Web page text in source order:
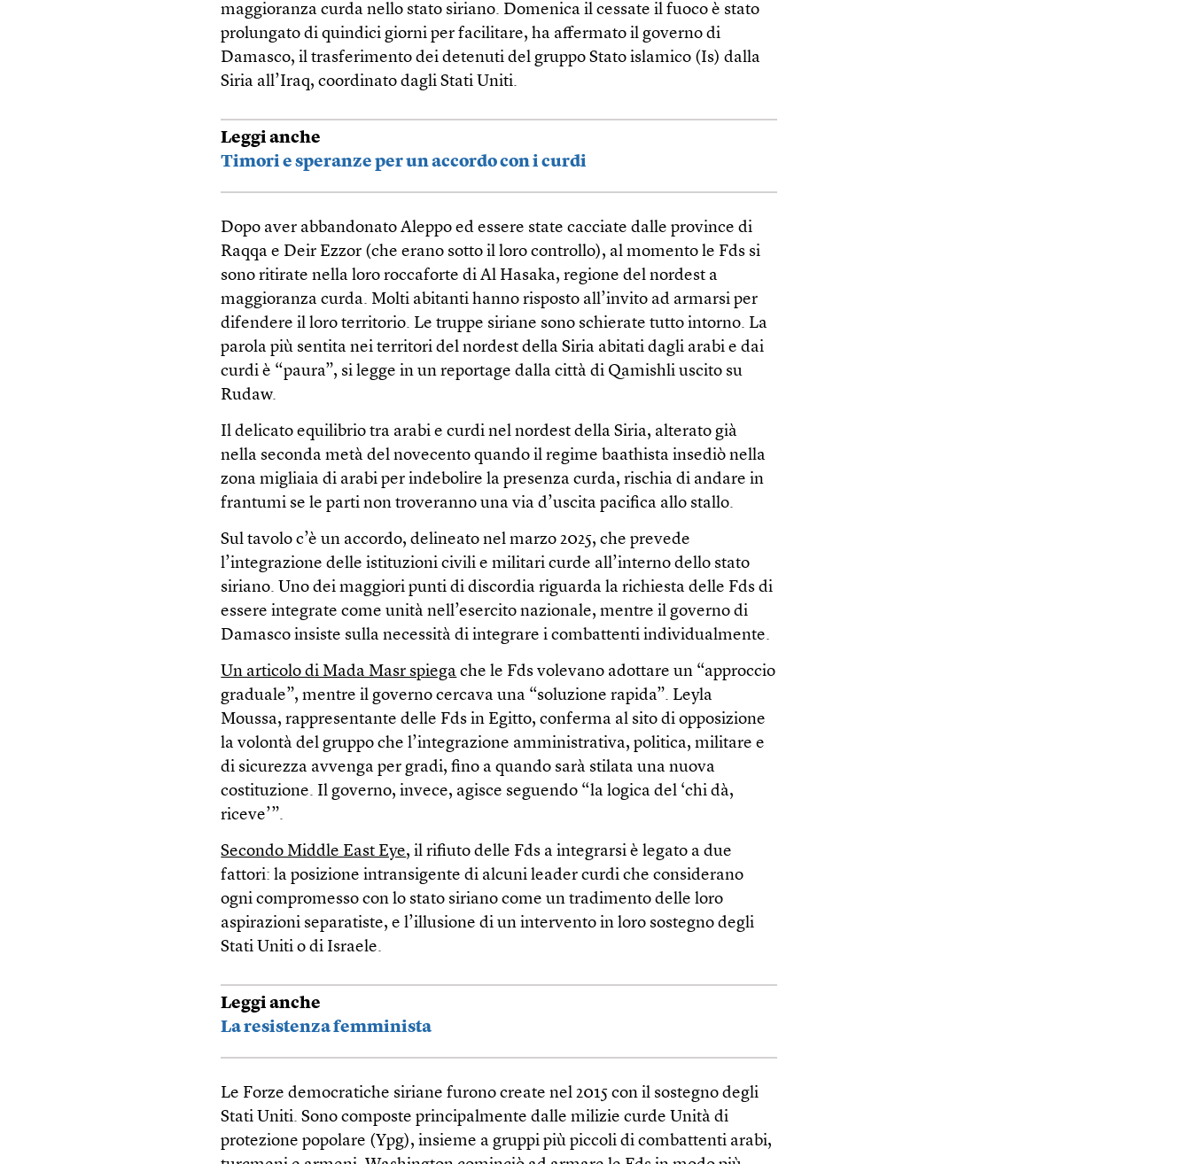
maggioranza curda nello stato siriano. Domenica il cessate il fuoco è stato
prolungato di quindici giorni per facilitare, ha affermato il governo di
Damasco, il trasferimento dei detenuti del gruppo Stato islamico (Is) dalla
Siria all’Iraq, coordinato dagli Stati Uniti.
Leggi anche
Timori e speranze per un accordo con i curdi
Dopo aver abbandonato Aleppo ed essere state cacciate dalle province di
Raqqa e Deir Ezzor (che erano sotto il loro controllo), al momento le Fds si
sono ritirate nella loro roccaforte di Al Hasaka, regione del nordest a
maggioranza curda. Molti abitanti hanno risposto all’invito ad armarsi per
difendere il loro territorio. Le truppe siriane sono schierate tutto intorno. La
parola più sentita nei territori del nordest della Siria abitati dagli arabi e dai
curdi è “paura”, si legge in un reportage dalla città di Qamishli uscito su
Rudaw.
Il delicato equilibrio tra arabi e curdi nel nordest della Siria, alterato già
nella seconda metà del novecento quando il regime baathista insediò nella
zona migliaia di arabi per indebolire la presenza curda, rischia di andare in
frantumi se le parti non troveranno una via d’uscita pacifica allo stallo.
Sul tavolo c’è un accordo, delineato nel marzo 2025, che prevede
l’integrazione delle istituzioni civili e militari curde all’interno dello stato
siriano. Uno dei maggiori punti di discordia riguarda la richiesta delle Fds di
essere integrate come unità nell’esercito nazionale, mentre il governo di
Damasco insiste sulla necessità di integrare i combattenti individualmente.
Un articolo di Mada Masr spiega che le Fds volevano adottare un “approccio
graduale”, mentre il governo cercava una “soluzione rapida”. Leyla
Moussa, rappresentante delle Fds in Egitto, conferma al sito di opposizione
la volontà del gruppo che l’integrazione amministrativa, politica, militare e
di sicurezza avvenga per gradi, fino a quando sarà stilata una nuova
costituzione. Il governo, invece, agisce seguendo “la logica del ‘chi dà,
riceve’”.
Secondo Middle East Eye, il rifiuto delle Fds a integrarsi è legato a due
fattori: la posizione intransigente di alcuni leader curdi che considerano
ogni compromesso con lo stato siriano come un tradimento delle loro
aspirazioni separatiste, e l’illusione di un intervento in loro sostegno degli
Stati Uniti o di Israele.
Leggi anche
La resistenza femminista
Le Forze democratiche siriane furono create nel 2015 con il sostegno degli
Stati Uniti. Sono composte principalmente dalle milizie curde Unità di
protezione popolare (Ypg), insieme a gruppi più piccoli di combattenti arabi,